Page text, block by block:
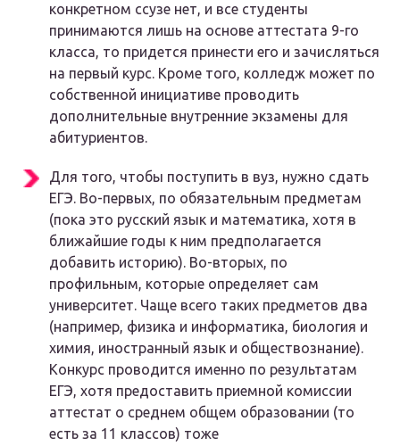
конкретном ссузе нет, и все студенты
принимаются лишь на основе аттестата 9-го
класса, то придется принести его и зачисляться
на первый курс. Кроме того, колледж может по
собственной инициативе проводить
дополнительные внутренние экзамены для
абитуриентов.
Для того, чтобы поступить в вуз, нужно сдать
ЕГЭ. Во-первых, по обязательным предметам
(пока это русский язык и математика, хотя в
ближайшие годы к ним предполагается
добавить историю). Во-вторых, по
профильным, которые определяет сам
университет. Чаще всего таких предметов два
(например, физика и информатика, биология и
химия, иностранный язык и обществознание).
Конкурс проводится именно по результатам
ЕГЭ, хотя предоставить приемной комиссии
аттестат о среднем общем образовании (то
есть за 11 классов) тоже